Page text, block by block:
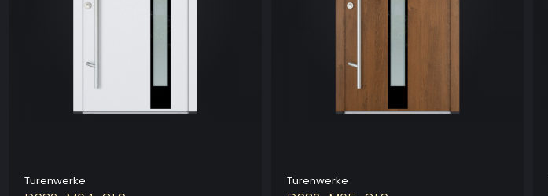
Turenwerke Turenwerke